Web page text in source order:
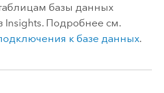
базы данных
Insights. Подробнее см.
к базе данных.